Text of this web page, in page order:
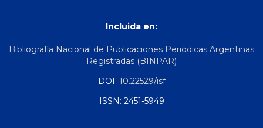
Incluida en:
Bibliografía Nacional de Publicaciones Periódicas Argentinas
Registradas (BINPAR)
DOI: 10.22529/isf
ISSN: 2451-5949